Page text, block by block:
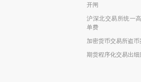
开闸
沪深北交易所统一
单费
加密货币交易所盗
期货程序化交易出